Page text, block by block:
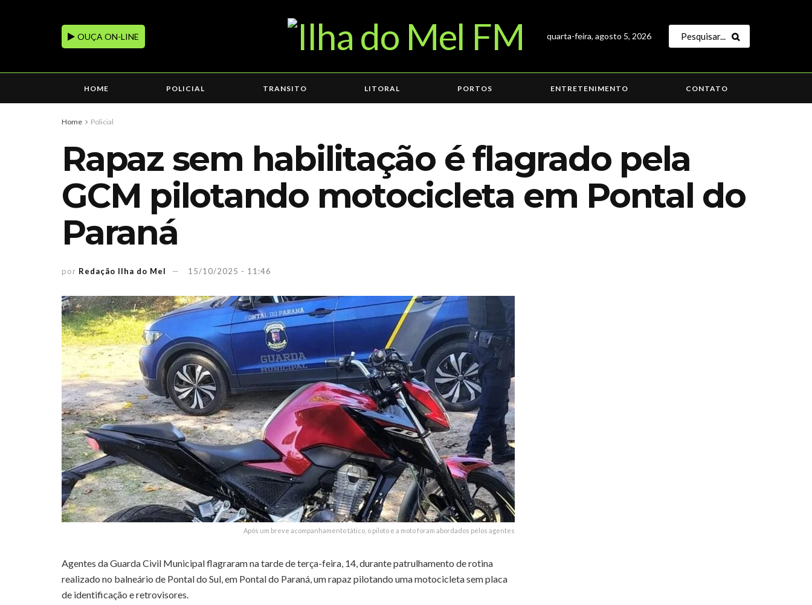
OUÇA ON-LINE quarta-feira, agosto 5, 2026
HOME POLICIAL TRANSITO LITORAL PORTOS ENTRETENIMENTO CONTATO
Home Policial
Rapaz sem habilitação é flagrado pela
GCM pilotando motocicleta em Pontal do
Paraná
por Redação Ilha do Mel 15/10/2025 - 11:46
Após um breve acompanhamento tático, o piloto e a moto foram abordados pelos agentes
Agentes da Guarda Civil Municipal flagraram na tarde de terça-feira, 14, durante patrulhamento de rotina
realizado no balneário de Pontal do Sul, em Pontal do Paraná, um rapaz pilotando uma motocicleta sem placa
de identificação e retrovisores.